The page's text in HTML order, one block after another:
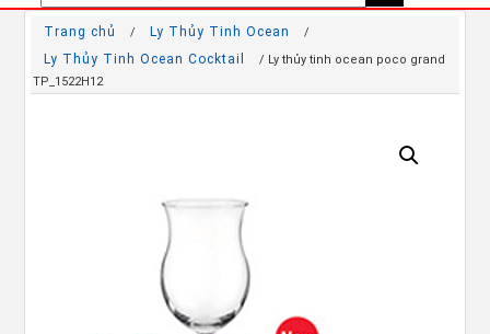
Trang chủ / Ly Thủy Tinh Ocean /
Ly Thủy Tinh Ocean Cocktail
/ Ly thủy tinh ocean poco grand
TP_1522H12